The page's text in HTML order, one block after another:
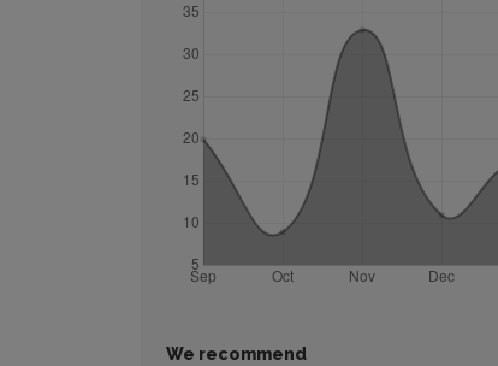
We recommend